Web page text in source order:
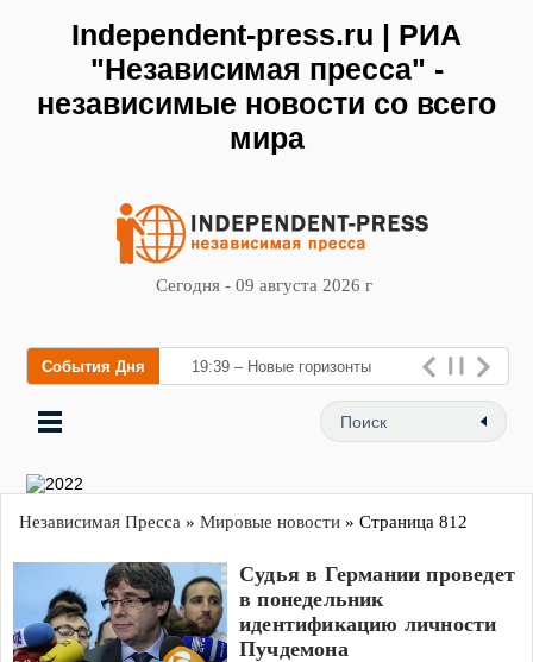
Independent-press.ru | РИА
"Независимая пресса" -
независимые новости со всего
мира
Сегодня - 09 августа 2026 г
События Дня 19:39 – Новые горизонты
флебологии: в Москве
открылся «Городской центр
заболеваний
Независимая Пресса » Мировые новости » Страница 812
Судья в Германии проведет
в понедельник
идентификацию личности
Пучдемона